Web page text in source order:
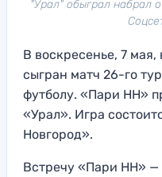
"Урал" обыграл набрал
В воскресенье, 7
сыгран матч 26-го
футболу. «Пари НН»
«Урал». Игра
Новгород».
Встречу «Пари НН» —